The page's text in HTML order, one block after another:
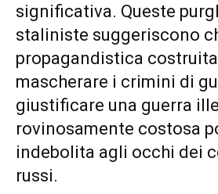
significativa. Queste
staliniste suggeriscono
propagandistica
mascherare i crimini di
giustificare una guerra
rovinosamente costosa
indebolita agli occhi dei
russi.